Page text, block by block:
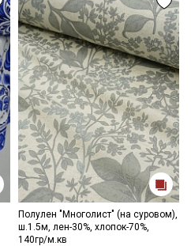
Полулен "Многолист" (на суровом),
ш.1.5м, лен-30%, хлопок-70%,
140гр/м.кв